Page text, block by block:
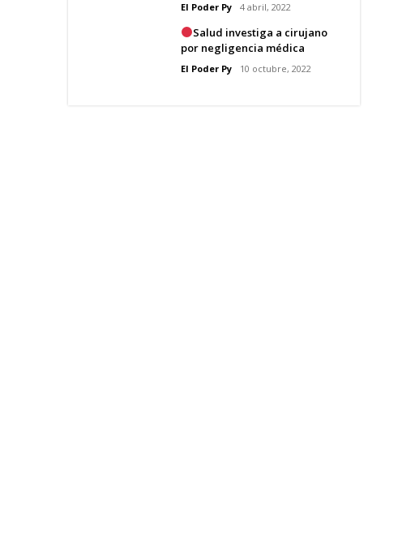
El Poder Py 4 abril, 2022
Salud investiga a cirujano
por negligencia médica
El Poder Py 10 octubre, 2022